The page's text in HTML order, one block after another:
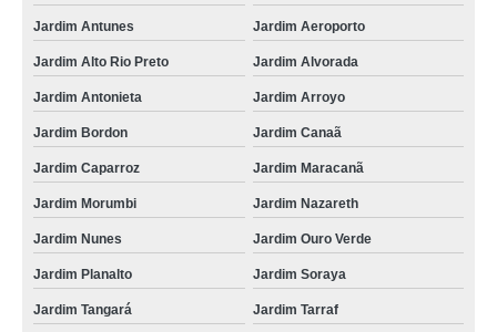
Jardim Antunes Jardim Aeroporto
Jardim Alto Rio Preto Jardim Alvorada
Jardim Antonieta Jardim Arroyo
Jardim Bordon Jardim Canaã
Jardim Caparroz Jardim Maracanã
Jardim Morumbi Jardim Nazareth
Jardim Nunes Jardim Ouro Verde
Jardim Planalto Jardim Soraya
Jardim Tangará Jardim Tarraf